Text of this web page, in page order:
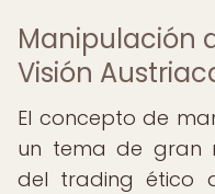
Manipulación
Visión
El concepto de
un tema de gran
del trading ético